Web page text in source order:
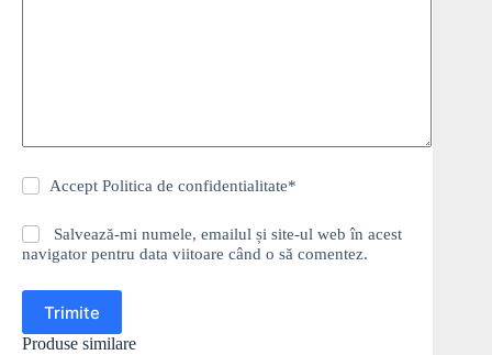
AcceptPolitica de confidentialitate*
Salvează-mi numele, emailul și site-ul web în acest
navigator pentru data viitoare când o să comentez.
Trimite
Produse similare